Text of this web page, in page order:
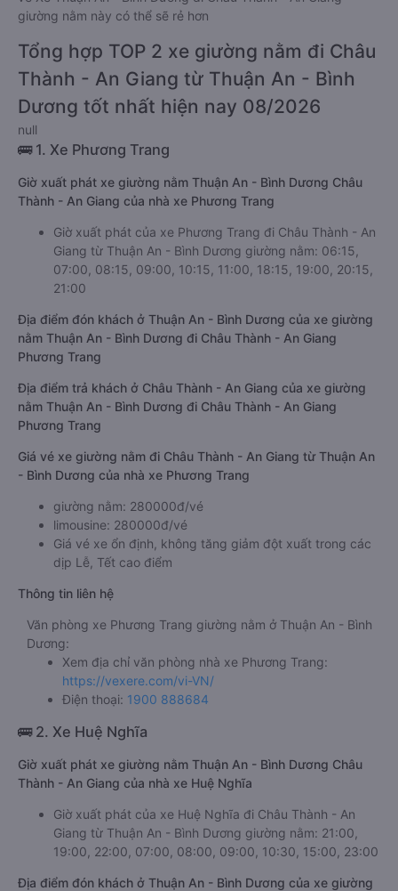
giường nằm này có thể sẽ rẻ hơn
Tổng hợp TOP 2 xe giường nằm đi Châu
Thành - An Giang từ Thuận An - Bình
Dương tốt nhất hiện nay 08/2026
null
🚌 1. Xe Phương Trang
Giờ xuất phát xe giường nằm Thuận An - Bình Dương Châu
Thành - An Giang của nhà xe Phương Trang
Giờ xuất phát của xe Phương Trang đi Châu Thành - An
Giang từ Thuận An - Bình Dương giường nằm: 06:15,
07:00, 08:15, 09:00, 10:15, 11:00, 18:15, 19:00, 20:15,
21:00
Địa điểm đón khách ở Thuận An - Bình Dương của xe giường
nằm Thuận An - Bình Dương đi Châu Thành - An Giang
Phương Trang
Địa điểm trả khách ở Châu Thành - An Giang của xe giường
nằm Thuận An - Bình Dương đi Châu Thành - An Giang
Phương Trang
Giá vé xe giường nằm đi Châu Thành - An Giang từ Thuận An
- Bình Dương của nhà xe Phương Trang
giường nằm: 280000đ/vé
limousine: 280000đ/vé
Giá vé xe ổn định, không tăng giảm đột xuất trong các
dịp Lễ, Tết cao điểm
Thông tin liên hệ
Văn phòng xe Phương Trang giường nằm ở Thuận An - Bình
Dương:
Xem địa chỉ văn phòng nhà xe Phương Trang:
https://vexere.com/vi-VN/
Điện thoại: 1900 888684
🚌 2. Xe Huệ Nghĩa
Giờ xuất phát xe giường nằm Thuận An - Bình Dương Châu
Thành - An Giang của nhà xe Huệ Nghĩa
Giờ xuất phát của xe Huệ Nghĩa đi Châu Thành - An
Giang từ Thuận An - Bình Dương giường nằm: 21:00,
19:00, 22:00, 07:00, 08:00, 09:00, 10:30, 15:00, 23:00
Địa điểm đón khách ở Thuận An - Bình Dương của xe giường